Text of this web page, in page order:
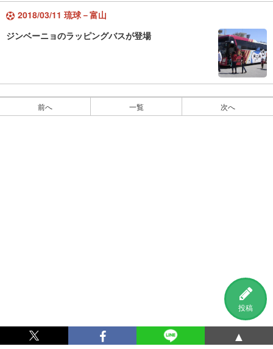
投稿
2018/03/11 琉球－富山
ジンベーニョのラッピングバスが登場
前へ 一覧 次へ
▲